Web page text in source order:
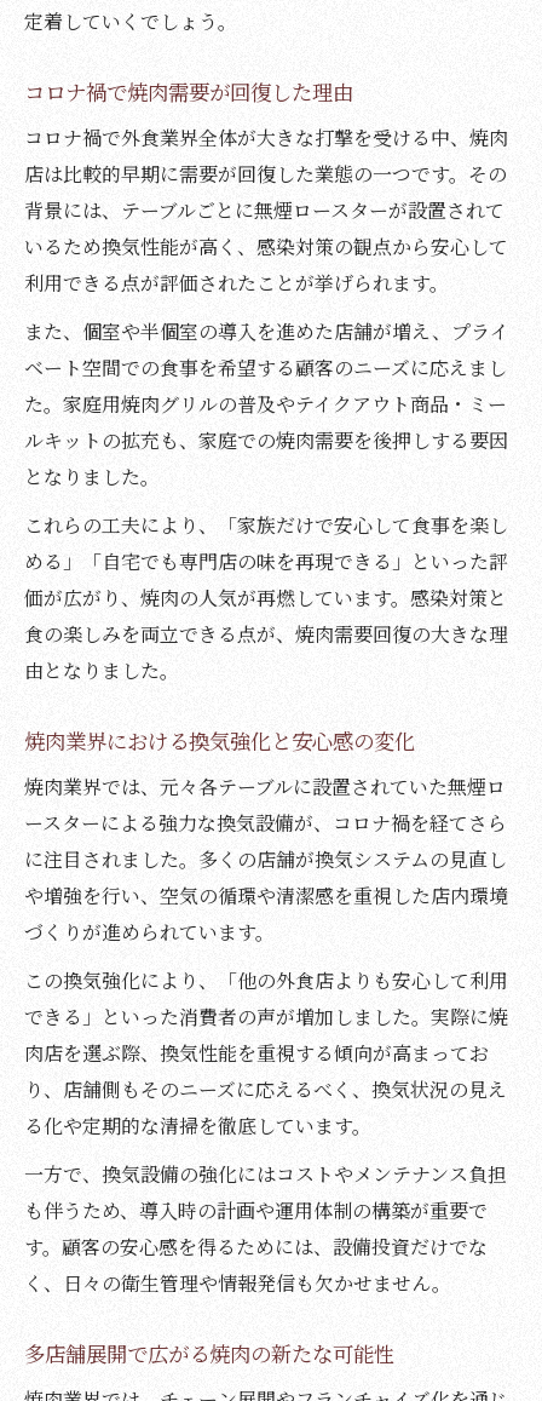
定着していくでしょう。
コロナ禍で焼肉需要が回復した理由
コロナ禍で外食業界全体が大きな打撃を受ける中、焼肉
店は比較的早期に需要が回復した業態の一つです。その
背景には、テーブルごとに無煙ロースターが設置されて
いるため換気性能が高く、感染対策の観点から安心して
利用できる点が評価されたことが挙げられます。
また、個室や半個室の導入を進めた店舗が増え、プライ
ベート空間での食事を希望する顧客のニーズに応えまし
た。家庭用焼肉グリルの普及やテイクアウト商品・ミー
ルキットの拡充も、家庭での焼肉需要を後押しする要因
となりました。
これらの工夫により、「家族だけで安心して食事を楽し
める」「自宅でも専門店の味を再現できる」といった評
価が広がり、焼肉の人気が再燃しています。感染対策と
食の楽しみを両立できる点が、焼肉需要回復の大きな理
由となりました。
焼肉業界における換気強化と安心感の変化
焼肉業界では、元々各テーブルに設置されていた無煙ロ
ースターによる強力な換気設備が、コロナ禍を経てさら
に注目されました。多くの店舗が換気システムの見直し
や増強を行い、空気の循環や清潔感を重視した店内環境
づくりが進められています。
この換気強化により、「他の外食店よりも安心して利用
できる」といった消費者の声が増加しました。実際に焼
肉店を選ぶ際、換気性能を重視する傾向が高まってお
り、店舗側もそのニーズに応えるべく、換気状況の見え
る化や定期的な清掃を徹底しています。
一方で、換気設備の強化にはコストやメンテナンス負担
も伴うため、導入時の計画や運用体制の構築が重要で
す。顧客の安心感を得るためには、設備投資だけでな
く、日々の衛生管理や情報発信も欠かせません。
多店舗展開で広がる焼肉の新たな可能性